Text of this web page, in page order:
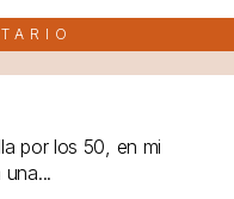
por los 50, en mi